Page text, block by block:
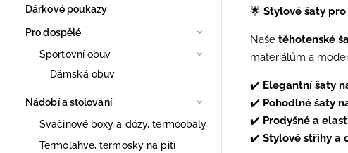
Dárkové poukazy
Pro dospělé
Sportovní obuv
Dámská obuv
Nádobí a stolování
Svačinové boxy a dózy, termoobaly
Termolahve, termosky na pití
🌟 Stylové šaty
Naše těhotenské
materiálům a
✔️ Elegantní šaty
✔️ Pohodlné šaty
✔️ Prodyšné a
✔️ Stylové střihy a